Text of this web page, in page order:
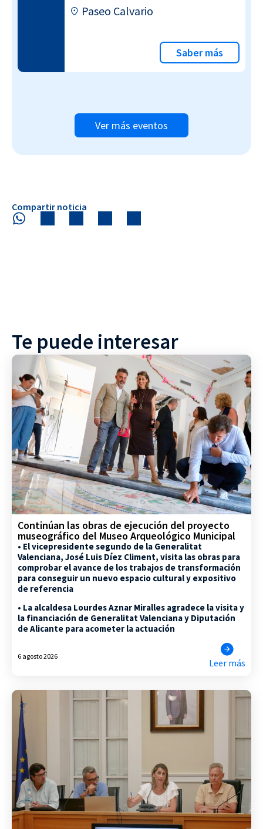
Paseo Calvario
Saber más
Ver más eventos
Compartir noticia
Te puede interesar
Continúan las obras de ejecución del proyecto
museográfico del Museo Arqueológico Municipal
• El vicepresidente segundo de la Generalitat
Valenciana, José Luis Díez Climent, visita las obras para
comprobar el avance de los trabajos de transformación
para conseguir un nuevo espacio cultural y expositivo
de referencia
• La alcaldesa Lourdes Aznar Miralles agradece la visita y
la financiación de Generalitat Valenciana y Diputación
de Alicante para acometer la actuación
6 agosto 2026
Leer más